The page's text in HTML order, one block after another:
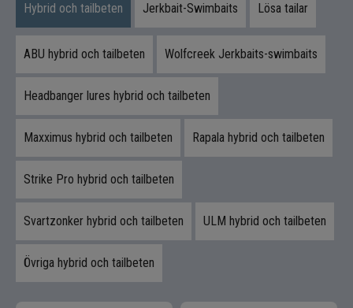
Varumärken
Hybrid och tailbeten Jerkbait-Swimbaits Lösa tailar
ABU hybrid och tailbeten Wolfcreek Jerkbaits-swimbaits
Headbanger lures hybrid och tailbeten
Maxximus hybrid och tailbeten Rapala hybrid och tailbeten
Strike Pro hybrid och tailbeten
Svartzonker hybrid och tailbeten ULM hybrid och tailbeten
Övriga hybrid och tailbeten